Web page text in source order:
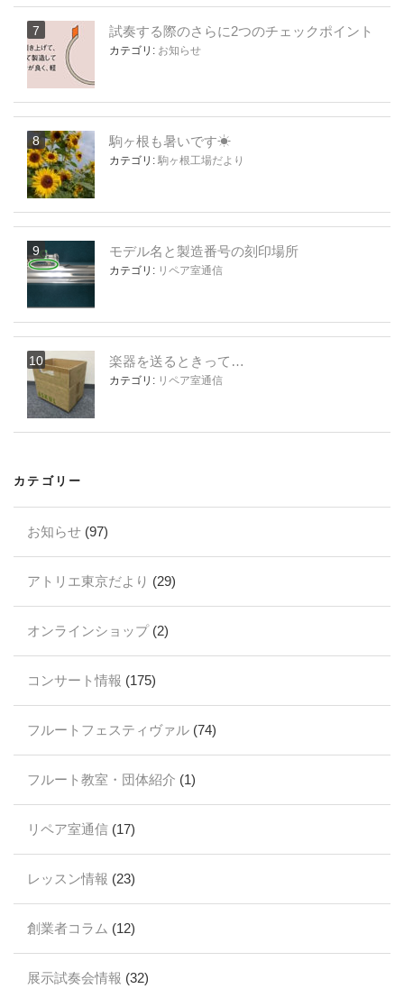
試奏する際のさらに2つのチェックポイント
カテゴリ: お知らせ
駒ヶ根も暑いです☀
カテゴリ: 駒ヶ根工場だより
モデル名と製造番号の刻印場所
カテゴリ: リペア室通信
楽器を送るときって…
カテゴリ: リペア室通信
カテゴリー
お知らせ (97)
アトリエ東京だより (29)
オンラインショップ(2)
コンサート情報 (175)
フルートフェスティヴァル (74)
フルート教室・団体紹介 (1)
リペア室通信 (17)
レッスン情報 (23)
創業者コラム (12)
展示試奏会情報 (32)